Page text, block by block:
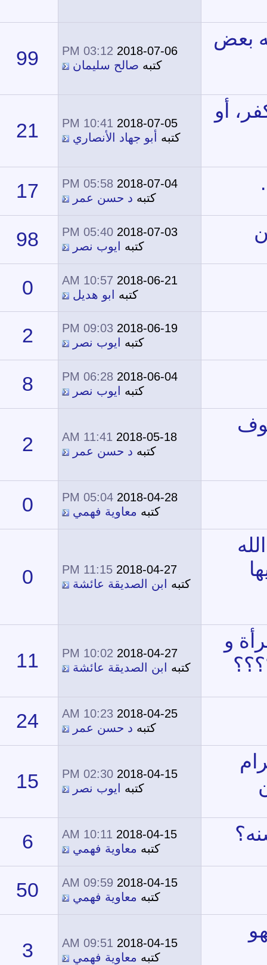
2018-07-06
03:12 PM
صالح سليمان 99
60,832
2018-07-05
10:41 PM
أبو جهاد الأنصاري 21
35,194
05:58 PM
د حسن عمر 17
24,146
2018-07-03
05:40 PM
98
66,204
10:57 AM
0
13,373
09:03 PM
2
13,393
06:28 PM
8
15,958
2018-05-18
11:41 AM
د حسن عمر 2
13,254
05:04 PM
معاوية فهمي 0
11,651
2018-04-27
11:15 PM
ابن الصديقة عائشة 0
15,218
2018-04-27
10:02 PM
ابن الصديقة عائشة 11
17,053
10:23 AM
د حسن عمر 24
18,545
2018-04-15
02:30 PM
15
25,638
2018-04-15
10:11 AM
معاوية فهمي 6
16,195
09:59 AM
معاوية فهمي 50
39,354
2018-04-15
09:51 AM
معاوية فهمي 3
15,098